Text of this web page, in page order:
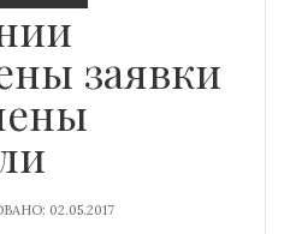
заявки
02.05.2017